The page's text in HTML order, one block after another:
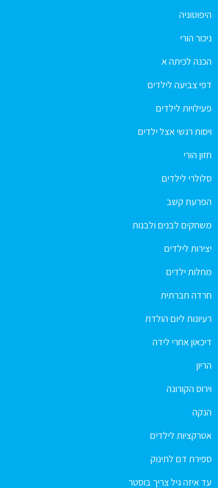
היפוטוניה
ניכור הורי
הכנה לכיתה א
דפי צביעה לילדים
פעילויות לילדים
ויסות רגשי אצל ילדים
חזון הורי
סלולרי לילדים
הפרעת קשב
משחקים לבנים ולבנות
יצירות לילדים
מחלות ילדים
חרדה חברתית
רעיונות ליום הולדת
דיכאון אחרי לידה
הריון
וירוס הקורונה
הנקה
אטרקציות לילדים
ספירת דם לתינוק
עד איזה גיל צריך בוסטר